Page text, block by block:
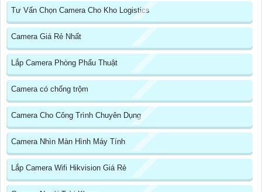
Tư Vấn Chọn Camera Cho Kho Logistics
Camera Giá Rẻ Nhất
Lắp Camera Phòng Phẩu Thuật
Camera có chống trộm
Camera Cho Công Trình Chuyên Dụng
Camera Nhìn Màn Hình Máy Tính
Lắp Camera Wifi Hikvision Giá Rẻ